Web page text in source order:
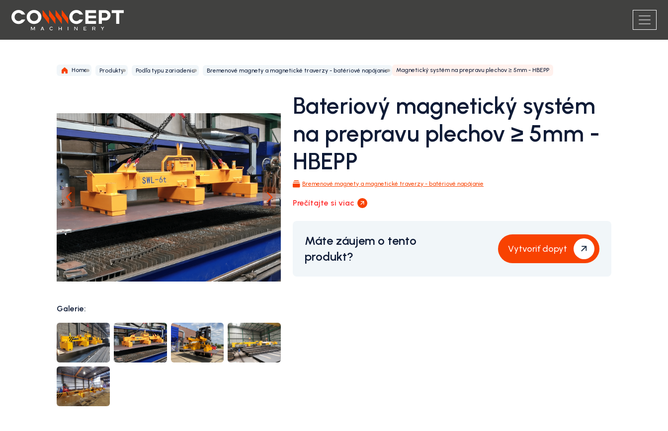
Home Produkty Podľa typu zariadenia Bremenové magnety a magnetické traverzy - batériové napájanie Magnetický systém na prepravu plechov ≥ 5mm - HBEPP
Galerie:
Bateriový magnetický systém
na prepravu plechov ≥ 5mm -
HBEPP
Bremenové magnety a magnetické traverzy - batériové napájanie
Prečítajte si viac
Máte záujem o tento
produkt?
Vytvoriť dopyt